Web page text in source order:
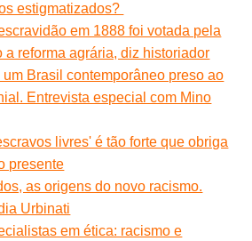
estigmatizados?
em 1888 foi votada pela
a reforma agrária, diz historiador
Brasil contemporâneo preso ao
Entrevista especial com Mino
livres' é tão forte que obriga
presente
as origens do novo racismo.
Urbinati
em ética: racismo e